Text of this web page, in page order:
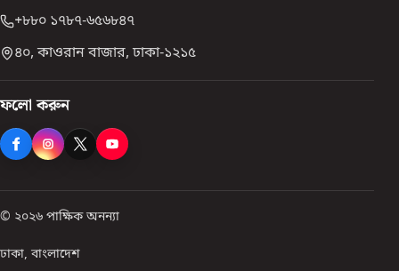
+৮৮০ ১৭৮৭-৬৫৬৮৪৭
৪০, কাওরান বাজার, ঢাকা-১২১৫
ফলো করুন
© ২০২৬ পাক্ষিক অনন্যা
ঢাকা, বাংলাদেশ